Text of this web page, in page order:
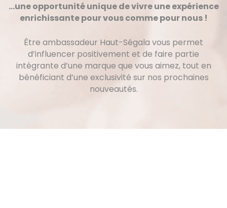
…une opportunité unique de vivre une expérience
enrichissante pour vous comme pour nous !
Être ambassadeur Haut-Ségala vous permet
d’influencer positivement et de faire partie
intégrante d’une marque que vous aimez, tout en
bénéficiant d’une exclusivité sur nos prochaines
nouveautés.